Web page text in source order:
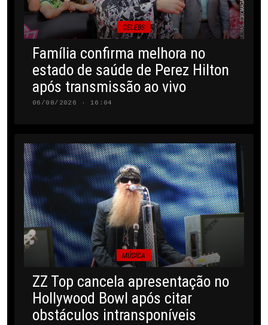
CELEBS
Família confirma melhora no
estado de saúde de Perez Hilton
após transmissão ao vivo
06/08/2026 · 16:04
MÚSICA
ZZ Top cancela apresentação no
Hollywood Bowl após citar
obstáculos intransponíveis